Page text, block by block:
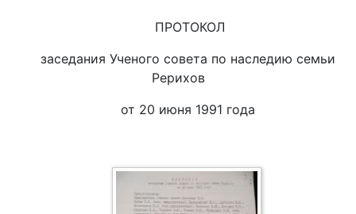
ПРОТОКОЛ
заседания Ученого совета по наследию семьи
Рерихов
от 20 июня 1991 года